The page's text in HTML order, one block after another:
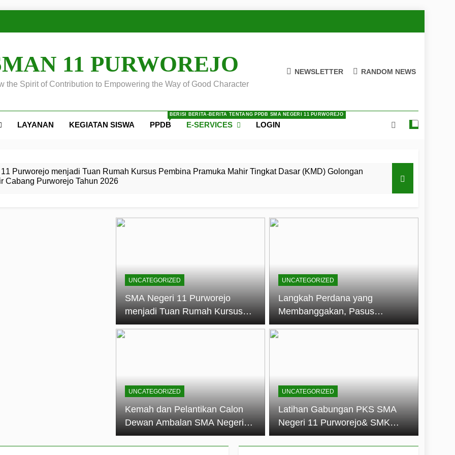
11 PURWOREJO
the Spirit of Contribution to Empowering the Way of Good Character
NEWSLETTER RANDOM NEWS
LAYANAN KEGIATAN SISWA PPDB
BERISI BERITA-BERITA TENTANG PPDB SMA NEGERI 11 PURWOREJO
E-SERVICES LOGIN
Purworejo menjadi Tuan Rumah Kursus Pembina Pramuka Mahir Tingkat Dasar (KMD) Golongan
Cabang Purworejo Tahun 2026
Calon Dewan Ambalan SMA Negeri 11 Purworejo: Membentuk Jiwa Kepemimpinan, Disiplin,
11 Purworejo Sukses Gelar LPBB Jatayudha Open 2 Tahun 2026
Tingkat
Gugus Depan
di LKBB
oleh Pasukan Khusus
11
Negeri 11 Purworejo
menjadi lokasi pelaksanaan
UNCATEGORIZED
SMA Negeri 11 Purworejo
menjadi Tuan Rumah Kursus
Pembina Pramuka Mahir
UNCATEGORIZED
Langkah Perdana yang
Membanggakan, Pasus
Jatayudha Ukir Prestasi di
UNCATEGORIZED
Kemah dan Pelantikan Calon
Dewan Ambalan SMA Negeri
11 Purworejo: Membentuk Jiwa
Kepemimpinan, Disiplin, dan
UNCATEGORIZED
Latihan Gabungan PKS SMA
Negeri 11 Purworejo& SMK
Negeri 6 Purworejo:
Membangun Disiplin,